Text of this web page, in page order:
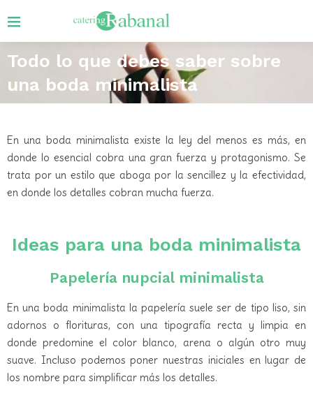
Todo lo que debes saber sobre
una boda minimalista
En una boda minimalista existe la ley del menos es más, en
donde lo esencial cobra una gran fuerza y protagonismo. Se
trata por un estilo que aboga por la sencillez y la efectividad,
en donde los detalles cobran mucha fuerza.
Ideas para una boda minimalista
Papelería nupcial minimalista
En una boda minimalista la papelería suele ser de tipo liso, sin
adornos o florituras, con una tipografía recta y limpia en
donde predomine el color blanco, arena o algún otro muy
suave. Incluso podemos poner nuestras iniciales en lugar de
los nombre para simplificar más los detalles.